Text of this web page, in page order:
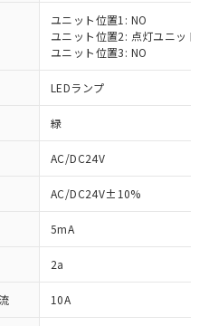
ユニット位置1: NO
ユニット位置2: 点灯ユニット
ユニット位置3: NO
LEDランプ
緑
AC/DC24V
AC/DC24V±10%
5mA
2a
10A
指令（10物質）の
が提供可能な商品で
令（10物質）の非含
り替える予定のある